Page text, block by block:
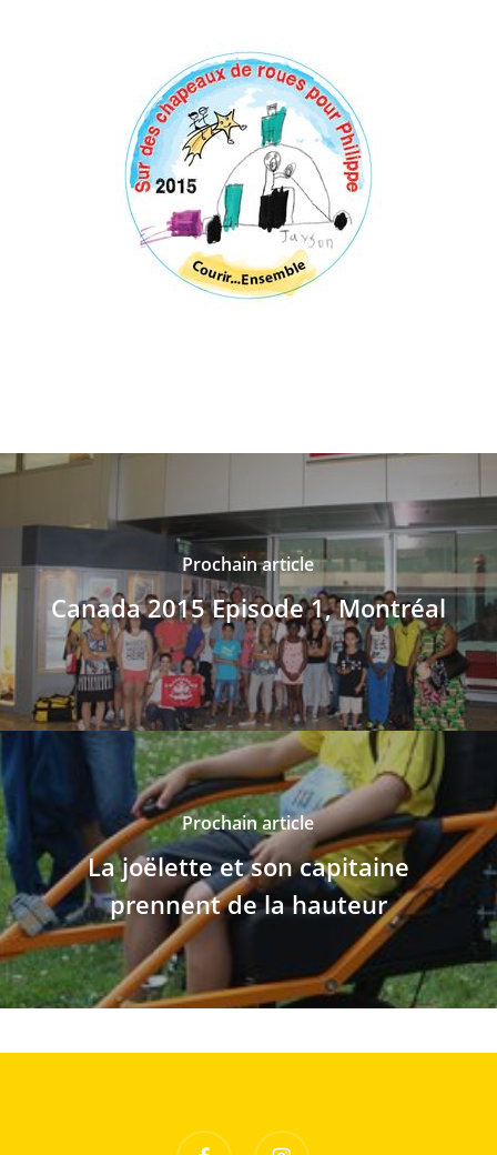
Prochain article
Canada 2015 Episode 1, Montréal
Prochain article
La joëlette et son capitaine
prennent de la hauteur
facebook instagram